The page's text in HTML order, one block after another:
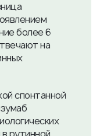
более 6
на
спонтанной